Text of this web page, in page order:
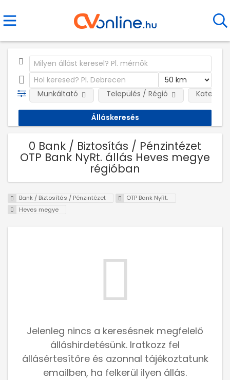
Munkáltató Település / Régió
0 Bank / Biztosítás / Pénzintézet
OTP Bank NyRt. állás Heves megye
régióban
Bank / Biztosítás / Pénzintézet
OTP Bank NyRt.
Heves megye
Jelenleg nincs a keresésnek megfelelő
álláshirdetésünk. Iratkozz fel
állásértesítőre és azonnal tájékoztatunk
emailben, ha felkerül ilyen állás.